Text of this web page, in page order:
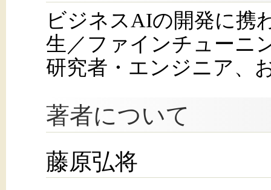
ビジネスAIの開発に携
生／ファインチューニ
研究者・エンジニア、
著者について
藤原弘将